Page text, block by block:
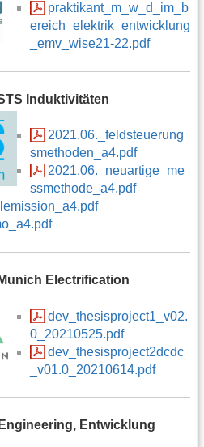
praktikant_m_w_d_im_b
ereich_elektrik_entwicklung
_emv_wise21-22.pdf
Induktivitäten
2021.06._feldsteuerung
smethoden_a4.pdf
2021.06._neuartige_me
ssmethode_a4.pdf
Electrification
dev_thesisproject1_v02.
0_20210525.pdf
dev_thesisproject2dcdc
_v01.0_20210614.pdf
Entwicklung